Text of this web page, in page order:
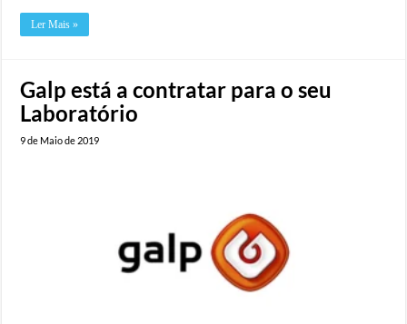
Ler Mais »
Galp está a contratar para o seu
Laboratório
9 de Maio de 2019